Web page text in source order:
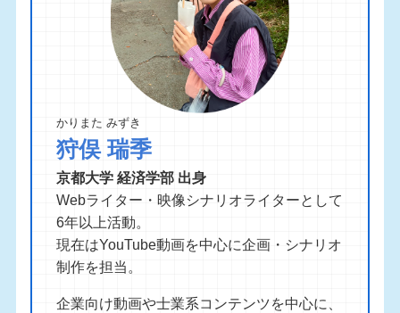
かりまた みずき
狩俣 瑞季
京都大学 経済学部 出身
Webライター・映像シナリオライターとして
6年以上活動。
現在はYouTube動画を中心に企画・シナリオ
制作を担当。
企業向け動画や士業系コンテンツを中心に、